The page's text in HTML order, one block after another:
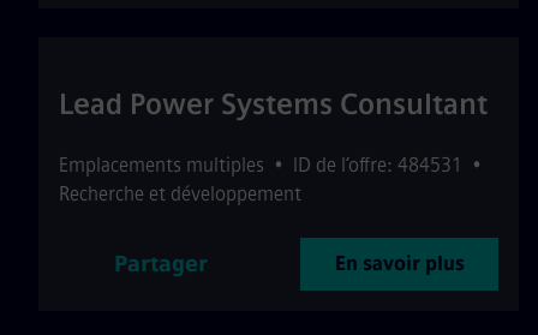
Lead Power Systems Consultant
Emplacements multiples • ID de l’offre: 484531
•
Recherche et développement
Partager En savoir plus